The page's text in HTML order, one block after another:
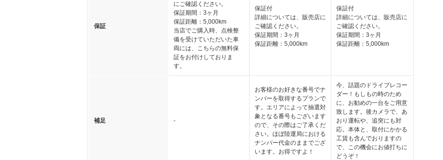
保証
にご確認ください。
保証期間：3ヶ月
保証距離：5,000km
当店でご購入時、点検整
備を受けていただいた車
両には、こちらの無料保
証をお付けしておりま
す。
保証付
詳細については、販売店に
ご確認ください。
保証期間：3ヶ月
保証距離：5,000km
保証付
詳細については、販売店に
ご確認ください。
保証期間：3ヶ月
保証距離：5,000km
補足 -
お客様のお好きな番号でナ
ンバーを取得するプランで
す。エリアによって抽選対
象となる番号もございます
ので、その際はご了承くだ
さい。ほぼ陸運局における
ナンバー代金のままでござ
います。お得ですよ！
今、話題のドライブレコー
ダー！もしもの時のため
に、お勧めの一台をご用意
致します。後カメラで、あ
おり運転や、追突にも対
応。本体と、取付にかかる
工賃も含んでおりますの
で、この機会にお値打ちに
どうぞ！